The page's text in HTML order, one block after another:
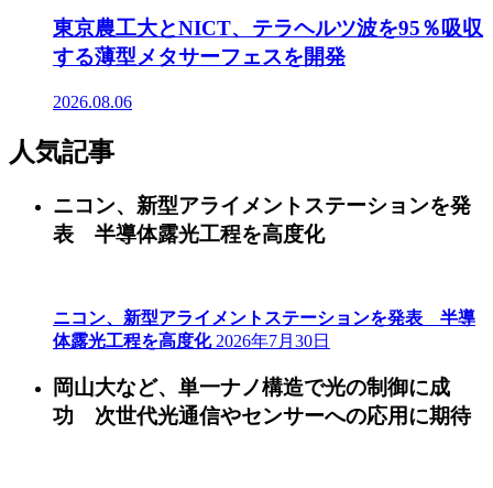
東京農工大とNICT、テラヘルツ波を95％吸収
する薄型メタサーフェスを開発
2026.08.06
人気記事
ニコン、新型アライメントステーションを発
表 半導体露光工程を高度化
ニコン、新型アライメントステーションを発表 半導
体露光工程を高度化 2026年7月30日
岡山大など、単一ナノ構造で光の制御に成
功 次世代光通信やセンサーへの応用に期待